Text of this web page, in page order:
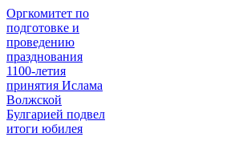
Оргкомитет по
подготовке и
проведению
празднования
1100-летия
принятия Ислама
Волжской
Булгарией подвел
итоги юбилея